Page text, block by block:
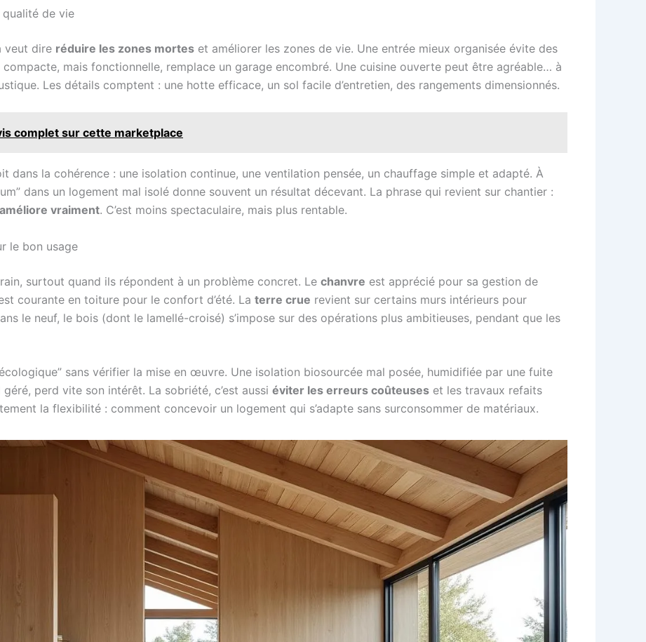
qualité de vie
veut dire réduire les zones mortes et améliorer les zones de vie. Une entrée mieux organisée évite des
mais fonctionnelle, remplace un garage encombré. Une cuisine ouverte peut être agréable… à
Les détails comptent : une hotte efficace, un sol facile d’entretien, des rangements dimensionnés.
complet sur cette marketplace
dans la cohérence : une isolation continue, une ventilation pensée, un chauffage simple et adapté. À
dans un logement mal isolé donne souvent un résultat décevant. La phrase qui revient sur chantier :
vraiment. C’est moins spectaculaire, mais plus rentable.
le bon usage
surtout quand ils répondent à un problème concret. Le chanvre est apprécié pour sa gestion de
courante en toiture pour le confort d’été. La terre crue revient sur certains murs intérieurs pour
le neuf, le bois (dont le lamellé-croisé) s’impose sur des opérations plus ambitieuses, pendant que les
sans vérifier la mise en œuvre. Une isolation biosourcée mal posée, humidifiée par une fuite
perd vite son intérêt. La sobriété, c’est aussi éviter les erreurs coûteuses et les travaux refaits
la flexibilité : comment concevoir un logement qui s’adapte sans surconsommer de matériaux.